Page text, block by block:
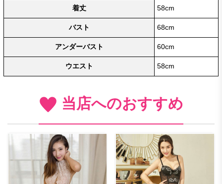
着丈 58cm
バスト 68cm
アンダーバスト 60cm
ウエスト 58cm
当店へのおすすめ